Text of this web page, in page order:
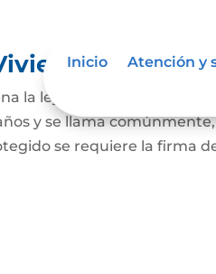
Inicio Atención y
familiar
la ley sobre la vivienda
y se llama
se requiere la firma